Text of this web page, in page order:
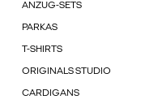
ANZUG-SETS
PARKAS
T-SHIRTS
ORIGINALS STUDIO
CARDIGANS